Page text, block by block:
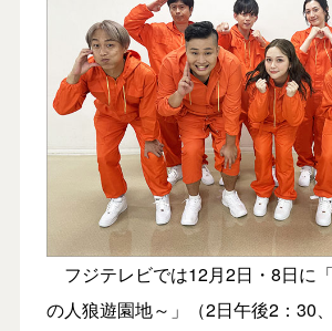
フジテレビでは12月2日・8日に
の人狼遊園地～」（2日午後2：30